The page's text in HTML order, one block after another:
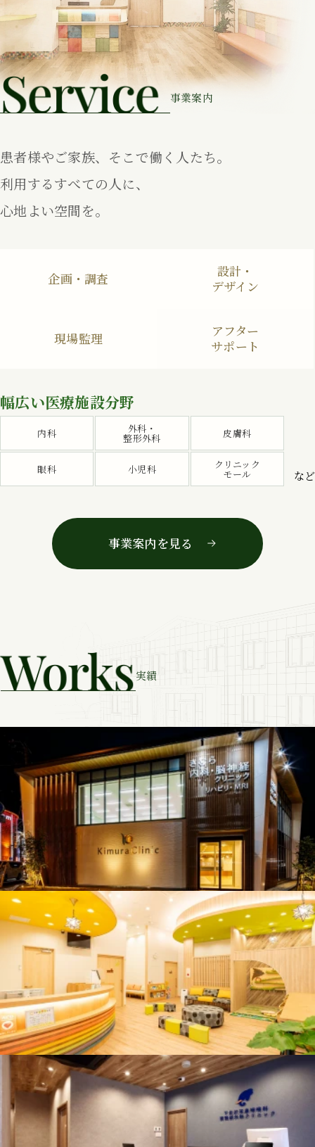
事業案内
患者様やご家族、そこで働く人たち。
利用するすべての人に、
心地よい空間を。
企画・調査
設計・
デザイン
現場監理
アフター
サポート
幅広い医療施設分野
内科 外科・
整形外科 皮膚科
眼科 小児科 クリニック
モール など
事業案内を見る
実績